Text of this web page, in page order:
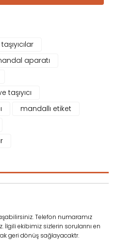
aparatı
mandallı etiket
Telefon numaramız
ekibimiz sizlerin sorularını en
geri dönüş sağlayacaktr.